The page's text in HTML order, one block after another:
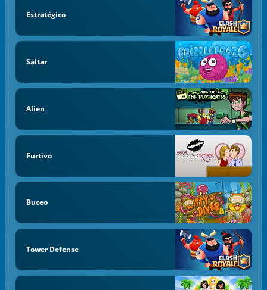
Estratégico
Saltar
Alien
Furtivo
Buceo
Tower Defense